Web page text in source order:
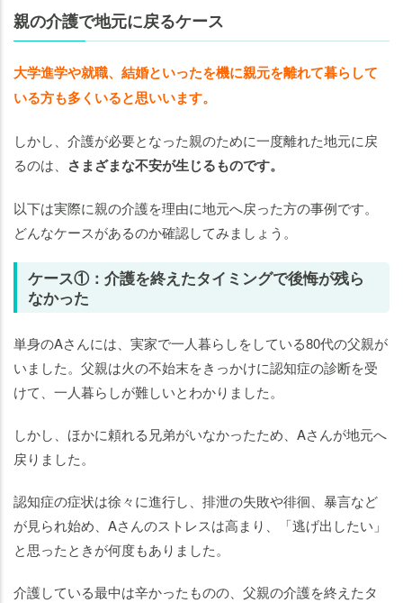
親の
介護
元に
戻る
慎重
に検
まし
ょ
親の介護で地元に戻るケース
大学進学や就職、結婚といったを機に親元を離れて暮らして
いる方も多くいると思いいます。
しかし、介護が必要となった親のために一度離れた地元に戻
るのは、 さまざまな不安が生じるものです。
以下は実際に親の介護を理由に地元へ戻った方の事例です。
どんなケースがあるのか確認してみましょう。
ケース①：介護を終えたタイミングで後悔が残ら
なかった
単身のAさんには、実家で一人暮らしをしている80代の父親が
いました。父親は火の不始末をきっかけに認知症の診断を受
けて、一人暮らしが難しいとわかりました。
しかし、ほかに頼れる兄弟がいなかったため、Aさんが地元へ
戻りました。
認知症の症状は徐々に進行し、排泄の失敗や徘徊、暴言など
が見られ始め、Aさんのストレスは高まり、「逃げ出したい」
と思ったときが何度もありました。
介護している最中は辛かったものの、父親の介護を終えたタ